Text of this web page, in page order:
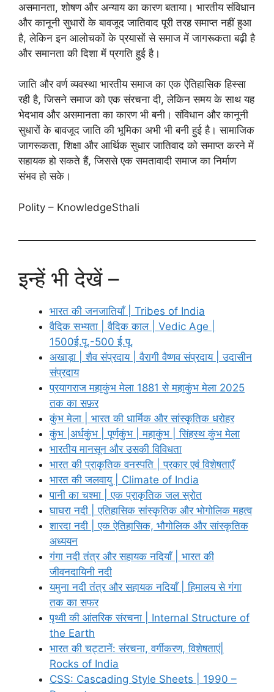
असमानता, शोषण और अन्याय का कारण बताया। भारतीय संविधान
और कानूनी सुधारों के बावजूद जातिवाद पूरी तरह समाप्त नहीं हुआ
है, लेकिन इन आलोचकों के प्रयासों से समाज में जागरूकता बढ़ी है
और समानता की दिशा में प्रगति हुई है।
जाति और वर्ण व्यवस्था भारतीय समाज का एक ऐतिहासिक हिस्सा
रही है, जिसने समाज को एक संरचना दी, लेकिन समय के साथ यह
भेदभाव और असमानता का कारण भी बनी। संविधान और कानूनी
सुधारों के बावजूद जाति की भूमिका अभी भी बनी हुई है। सामाजिक
जागरूकता, शिक्षा और आर्थिक सुधार जातिवाद को समाप्त करने में
सहायक हो सकते हैं, जिससे एक समतावादी समाज का निर्माण
संभव हो सके।
Polity – KnowledgeSthali
इन्हें भी देखें –
भारत की जनजातियाँ | Tribes of India
वैदिक सभ्यता | वैदिक काल | Vedic Age |
1500ई.पू.-500 ई.पू.
अखाड़ा | शैव संप्रदाय | वैरागी वैष्णव संप्रदाय | उदासीन
संप्रदाय
प्रयागराज महाकुंभ मेला 1881 से महाकुंभ मेला 2025
तक का सफ़र
कुंभ मेला | भारत की धार्मिक और सांस्कृतिक धरोहर
कुंभ |अर्धकुंभ | पूर्णकुंभ | महाकुंभ | सिंहस्थ कुंभ मेला
भारतीय मानसून और उसकी विविधता
भारत की प्राकृतिक वनस्पति | प्रकार एवं विशेषताएँ
भारत की जलवायु | Climate of India
पानी का चश्मा | एक प्राकृतिक जल स्रोत
घाघरा नदी | एतिहासिक सांस्कृतिक और भोगोलिक महत्व
शारदा नदी | एक ऐतिहासिक, भौगोलिक और सांस्कृतिक
अध्ययन
गंगा नदी तंत्र और सहायक नदियाँ | भारत की
जीवनदायिनी नदी
यमुना नदी तंत्र और सहायक नदियाँ | हिमालय से गंगा
तक का सफर
पृथ्वी की आंतरिक संरचना | Internal Structure of
the Earth
भारत की चट्टानें: संरचना, वर्गीकरण, विशेषताएं|
Rocks of India
CSS: Cascading Style Sheets | 1990 –